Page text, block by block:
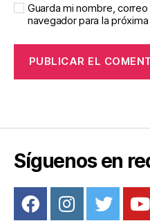
Guarda mi nombre,
navegador para la
Síguenos en